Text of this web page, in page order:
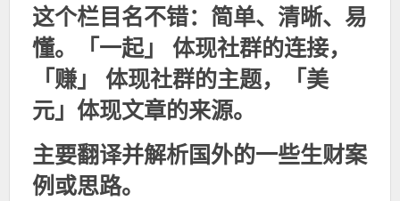
这个栏目名不错：简单、清晰、易
懂。「一起」 体现社群的连接，
「赚」 体现社群的主题，「美
元」体现文章的来源。
主要翻译并解析国外的一些生财案
例或思路。